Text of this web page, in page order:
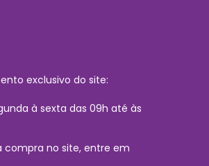
exclusivo do site:
à sexta das 09h até às
compra no site, entre em